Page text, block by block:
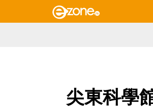
尖東科學